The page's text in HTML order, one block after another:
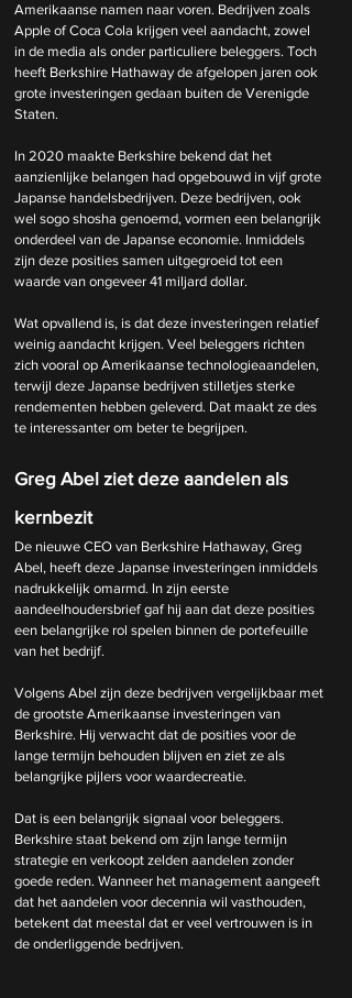
Amerikaanse namen naar voren. Bedrijven zoals
Apple of Coca Cola krijgen veel aandacht, zowel
in de media als onder particuliere beleggers. Toch
heeft Berkshire Hathaway de afgelopen jaren ook
grote investeringen gedaan buiten de Verenigde
Staten.
In 2020 maakte Berkshire bekend dat het
aanzienlijke belangen had opgebouwd in vijf grote
Japanse handelsbedrijven. Deze bedrijven, ook
wel sogo shosha genoemd, vormen een belangrijk
onderdeel van de Japanse economie. Inmiddels
zijn deze posities samen uitgegroeid tot een
waarde van ongeveer 41 miljard dollar.
Wat opvallend is, is dat deze investeringen relatief
weinig aandacht krijgen. Veel beleggers richten
zich vooral op Amerikaanse technologieaandelen,
terwijl deze Japanse bedrijven stilletjes sterke
rendementen hebben geleverd. Dat maakt ze des
te interessanter om beter te begrijpen.
Greg Abel ziet deze aandelen als
kernbezit
De nieuwe CEO van Berkshire Hathaway, Greg
Abel, heeft deze Japanse investeringen inmiddels
nadrukkelijk omarmd. In zijn eerste
aandeelhoudersbrief gaf hij aan dat deze posities
een belangrijke rol spelen binnen de portefeuille
van het bedrijf.
Volgens Abel zijn deze bedrijven vergelijkbaar met
de grootste Amerikaanse investeringen van
Berkshire. Hij verwacht dat de posities voor de
lange termijn behouden blijven en ziet ze als
belangrijke pijlers voor waardecreatie.
Dat is een belangrijk signaal voor beleggers.
Berkshire staat bekend om zijn lange termijn
strategie en verkoopt zelden aandelen zonder
goede reden. Wanneer het management aangeeft
dat het aandelen voor decennia wil vasthouden,
betekent dat meestal dat er veel vertrouwen is in
de onderliggende bedrijven.